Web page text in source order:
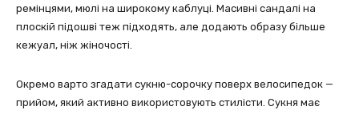
ремінцями, мюлі на широкому каблуці. Масивні сандалі на
плоскій підошві теж підходять, але додають образу більше
кежуал, ніж жіночості.
Окремо варто згадати сукню-сорочку поверх велосипедок —
прийом, який активно використовують стилісти. Сукня має